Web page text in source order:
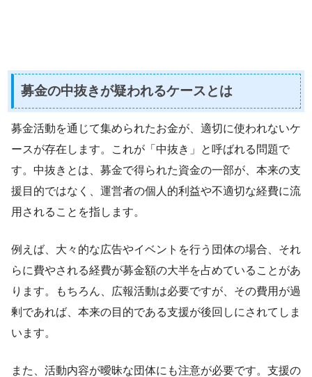
募金の中抜きが疑われるケースとは
募金活動を通じて集められたお金が、適切に使われないケ
ースが存在します。これが「中抜き」と呼ばれる問題で
す。中抜きとは、募金で得られた資金の一部が、本来の支
援目的ではなく、運営者の個人的利益や不適切な経費に流
用されることを指します。
例えば、大々的な広告やイベントを行う団体の場合、それ
らに費やされる経費が募金額の大半を占めていることがあ
ります。もちろん、広報活動は必要ですが、その費用が過
剰であれば、本来の目的である支援が後回しにされてしま
います。
また、活動内容が曖昧な団体にも注意が必要です。支援の